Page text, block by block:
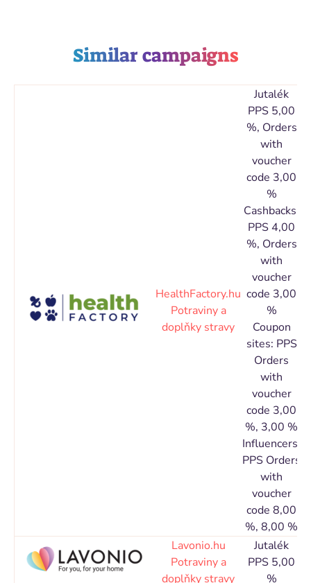
Similar campaigns
HealthFactory.hu
Potraviny a
doplňky stravy
Jutalék
PPS 5,00
%, Orders
with
voucher
code 3,00
%
Cashbacks:
PPS 4,00
%, Orders
with
voucher
code 3,00
%
Coupon
sites: PPS
Orders
with
voucher
code 3,00
%, 3,00 %
Influencers:
PPS Orders
with
voucher
code 8,00
%, 8,00 %
Lavonio.hu
Potraviny a
doplňky stravy
Jutalék
PPS 5,00
%